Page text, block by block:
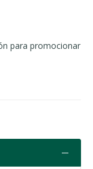
para promocionar